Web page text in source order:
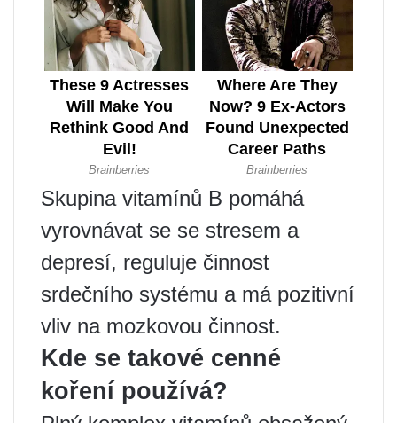
Skupina vitamínů B pomáhá
vyrovnávat se se stresem a
depresí, reguluje činnost
srdečního systému a má pozitivní
vliv na mozkovou činnost.
Kde se takové cenné
koření používá?